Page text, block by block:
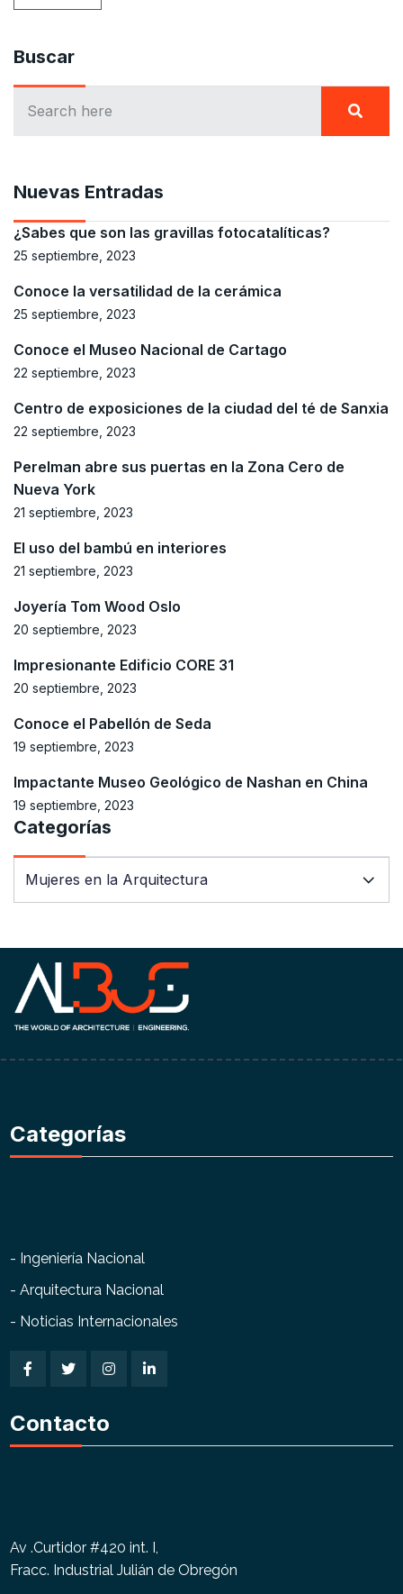
Buscar
Nuevas Entradas
¿Sabes que son las gravillas fotocatalíticas?
25 septiembre, 2023
Conoce la versatilidad de la cerámica
25 septiembre, 2023
Conoce el Museo Nacional de Cartago
22 septiembre, 2023
Centro de exposiciones de la ciudad del té de Sanxia
22 septiembre, 2023
Perelman abre sus puertas en la Zona Cero de
Nueva York
21 septiembre, 2023
El uso del bambú en interiores
21 septiembre, 2023
Joyería Tom Wood Oslo
20 septiembre, 2023
Impresionante Edificio CORE 31
20 septiembre, 2023
Conoce el Pabellón de Seda
19 septiembre, 2023
Impactante Museo Geológico de Nashan en China
19 septiembre, 2023
Categorías
Categorías
- Ingeniería Nacional
- Arquitectura Nacional
- Noticias Internacionales
Contacto
Av .Curtidor #420 int. I,
Fracc. Industrial Julián de Obregón